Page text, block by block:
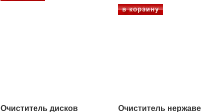
Очиститель дисков
Очиститель